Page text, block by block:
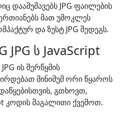
დაამუშავებს JPG ფაილების
მათ უმოკლეს
და ზუსტ JPG შედეგს.
JPG ს JavaScript
ის შერწყმის
მინიმუმ ორი წყაროს
გთხოვთ,
კოდის მაგალითი ქვემოთ.